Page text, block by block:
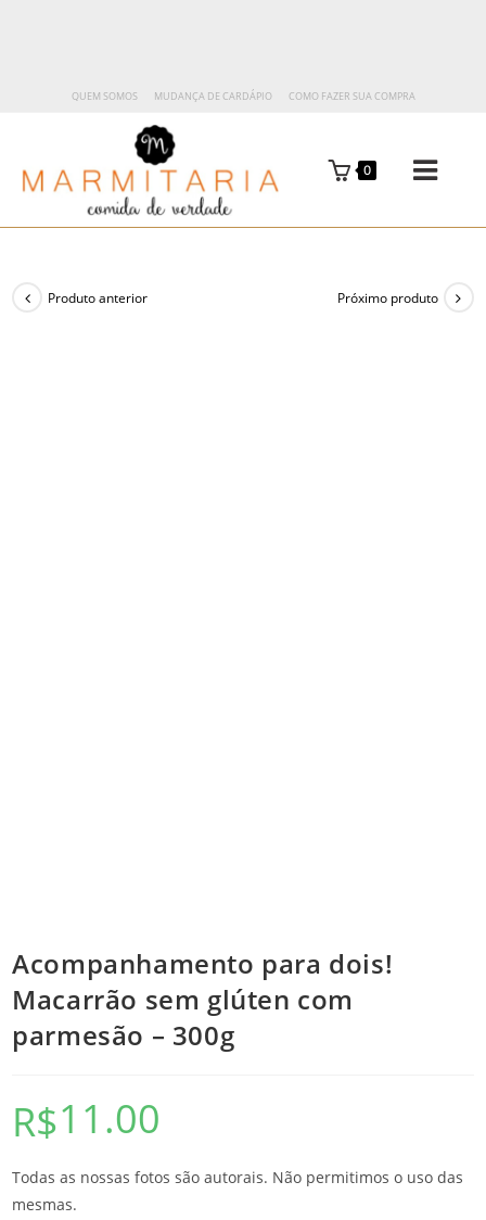
QUEM SOMOS MUDANÇA DE CARDÁPIO COMO FAZER SUA COMPRA
0
Produto anterior Próximo produto
Acompanhamento para dois!
Macarrão sem glúten com
parmesão – 300g
R$11.00
Todas as nossas fotos são autorais. Não permitimos o uso das
mesmas.